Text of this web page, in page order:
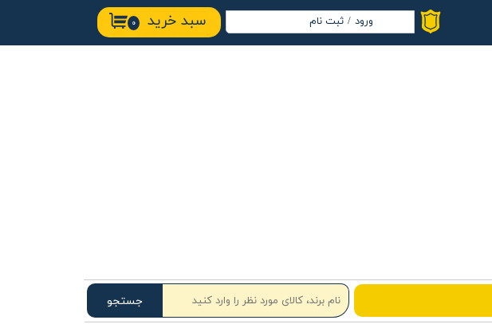
۰ سبد خرید ورود / ثبت نام
حساب کاربری من
جستجو